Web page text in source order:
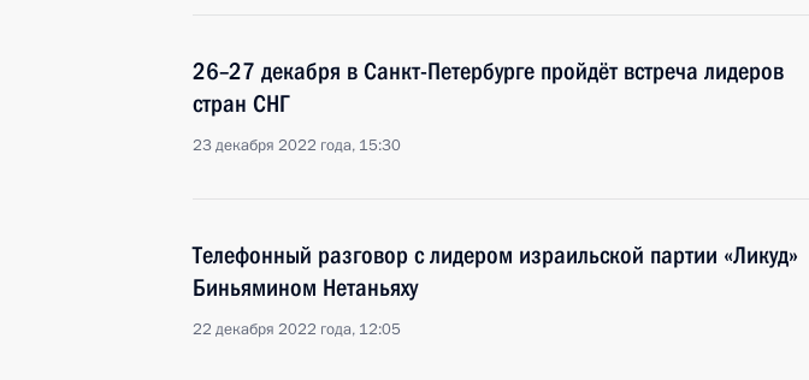
26–27 декабря в Санкт-Петербурге пройдёт встреча лидеров
стран СНГ
23 декабря 2022 года, 15:30
Телефонный разговор с лидером израильской партии «Ликуд»
Биньямином Нетаньяху
22 декабря 2022 года, 12:05